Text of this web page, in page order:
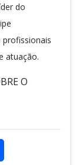
do
profissionais
atuação.
O